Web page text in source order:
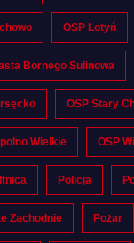
OSP Lotyń
Bornego Sulinowa
OSP Stary
Wielkie OSP
Policja
Zachodnie Pożar